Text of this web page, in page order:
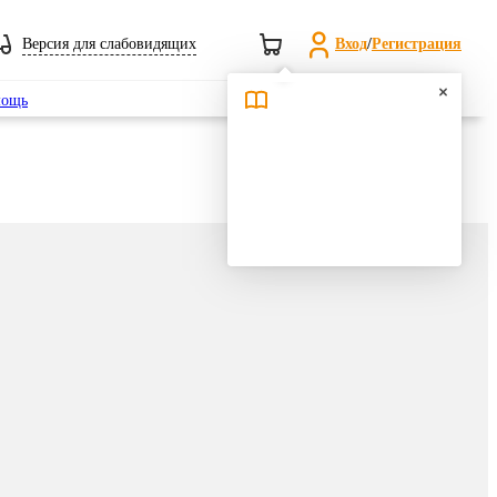
Версия для слабовидящих Вход/Регистрация
Поиск